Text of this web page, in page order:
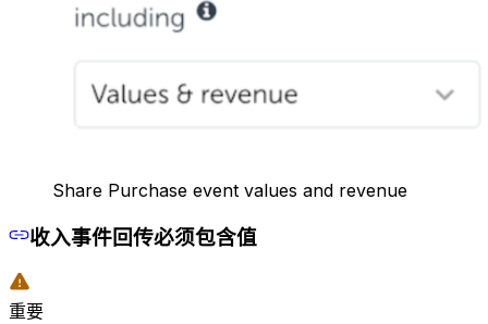
Share Purchase event values and revenue
收入事件回传必须包含值
重要